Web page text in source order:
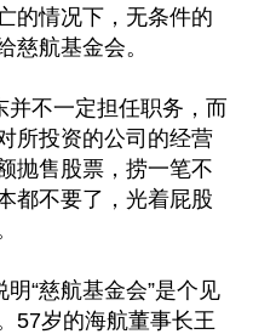
的情况下，无条件的
慈航基金会。
并不一定担任职务，而
所投资的公司的经营
抛售股票，捞一笔不
都不要了，光着屁股
“慈航基金会”是个见
57岁的海航董事长王